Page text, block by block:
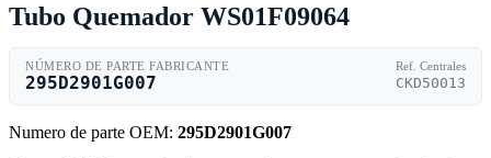
Tubo Quemador WS01F09064
NÚMERO DE PARTE FABRICANTE
295D2901G007
Ref. Centrales
CKD50013
Numero de parte OEM: 295D2901G007